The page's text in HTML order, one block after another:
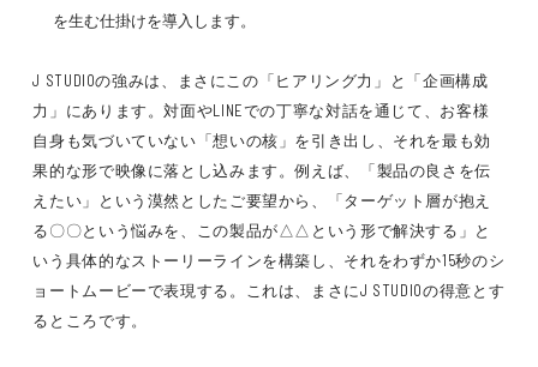
を生む仕掛けを導入します。
J STUDIOの強みは、まさにこの「ヒアリング力」と「企画構成
力」にあります。対面やLINEでの丁寧な対話を通じて、お客様
自身も気づいていない「想いの核」を引き出し、それを最も効
果的な形で映像に落とし込みます。例えば、「製品の良さを伝
えたい」という漠然としたご要望から、「ターゲット層が抱え
る〇〇という悩みを、この製品が△△という形で解決する」と
いう具体的なストーリーラインを構築し、それをわずか15秒のシ
ョートムービーで表現する。これは、まさにJ STUDIOの得意とす
るところです。